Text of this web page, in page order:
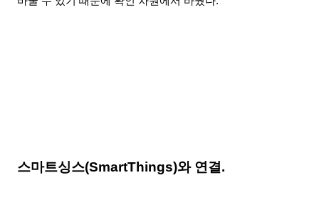
스마트싱스(SmartThings)와 연결.